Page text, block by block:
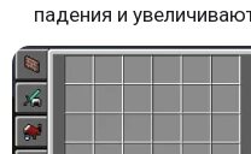
падения и